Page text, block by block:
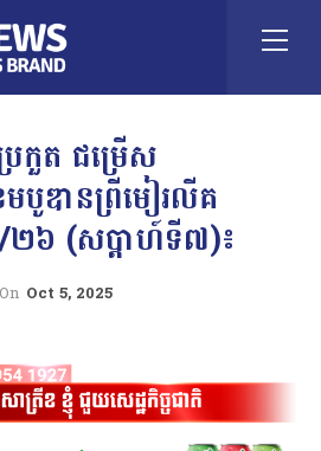
រកួត ជម្រើស
បូឌានព្រីមៀរលីគ
២៦ (សប្តាហ៍ទី៧)៖
On Oct 5, 2025